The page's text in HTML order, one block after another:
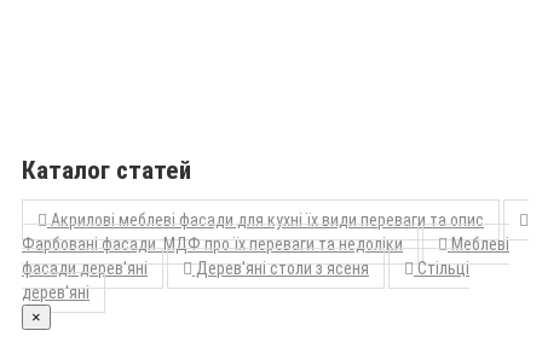
Каталог статей
Акрилові меблеві фасади для кухні їх види переваги та опис
Фарбовані фасади МДФ про їх переваги та недоліки
Меблеві
фасади дерев'яні
Дерев'яні столи з ясеня
Стільці
дерев'яні
×